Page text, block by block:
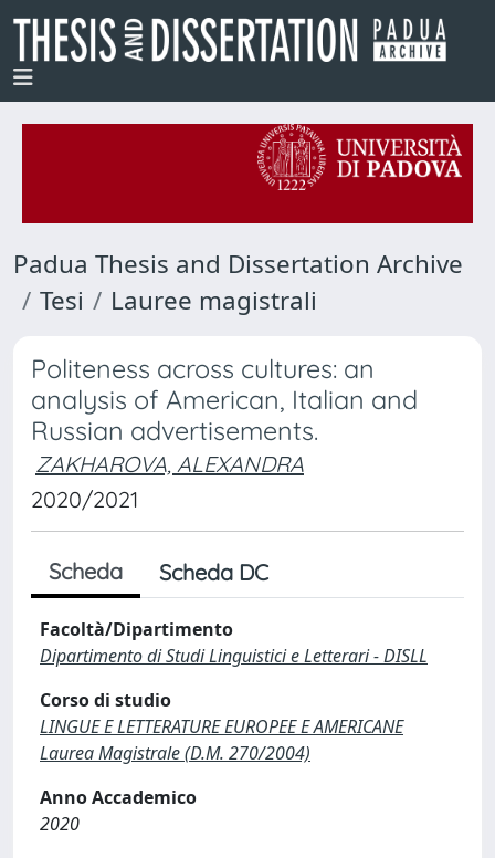
Padua Thesis and Dissertation Archive
Tesi
Lauree magistrali
Politeness across cultures: an
analysis of American, Italian and
Russian advertisements.
ZAKHAROVA, ALEXANDRA
2020/2021
Scheda Scheda DC
Facoltà/Dipartimento
Dipartimento di Studi Linguistici e Letterari - DISLL
Corso di studio
LINGUE E LETTERATURE EUROPEE E AMERICANE
Laurea Magistrale (D.M. 270/2004)
Anno Accademico
2020